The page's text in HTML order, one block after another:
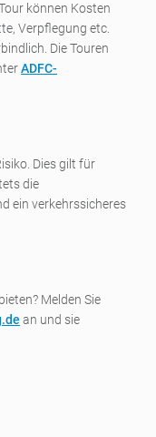
können Kosten
Verpflegung etc.
Die Touren
ADFC-
Dies gilt für
die
ein verkehrssicheres
Melden Sie
an und sie